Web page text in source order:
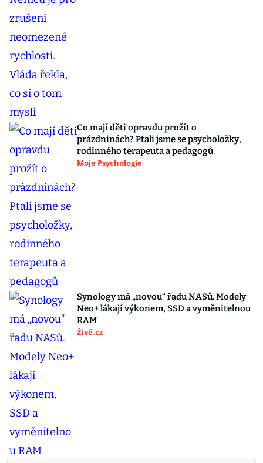
Co mají děti opravdu prožít o
prázdninách? Ptali jsme se psycholožky,
rodinného terapeuta a pedagogů
Moje Psychologie
Synology má „novou“ řadu NASů. Modely
Neo+ lákají výkonem, SSD a vyměnitelnou
RAM
Živě.cz